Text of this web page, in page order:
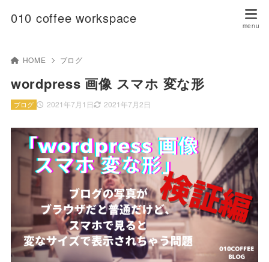
010 coffee workspace
HOME ブログ
wordpress 画像 スマホ 変な形
2021年7月1日 2021年7月2日
ブログ